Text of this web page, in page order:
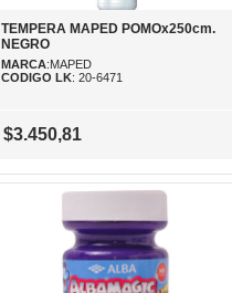
TEMPERA MAPED POMOx250cm.
NEGRO
MARCA:MAPED
CODIGO LK: 20-6471
$3.450,81